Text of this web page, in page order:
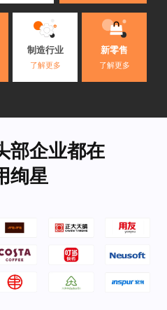
制造行业
了解更多
新零售
了解更多
部企业都在
绚星